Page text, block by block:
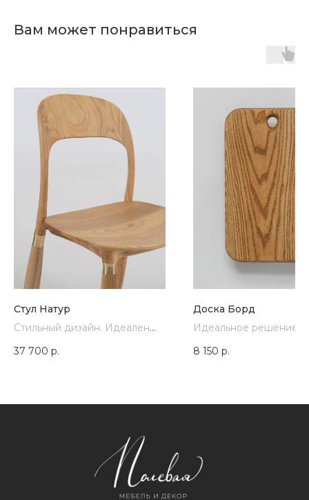
Вам может понравиться
Стул Натур
Стильный дизайн. Идеален
интерьера. Изготовлен
37 700 р.
Доска Борд
Идеальное решение
закусок и нарезки на
8 150 р.